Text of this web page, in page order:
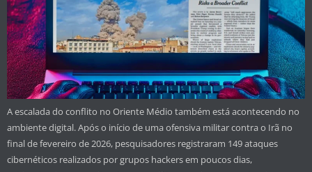
A escalada do conflito no Oriente Médio também está acontecendo no
ambiente digital. Após o início de uma ofensiva militar contra o Irã no
final de fevereiro de 2026, pesquisadores registraram 149 ataques
cibernéticos realizados por grupos hackers em poucos dias,